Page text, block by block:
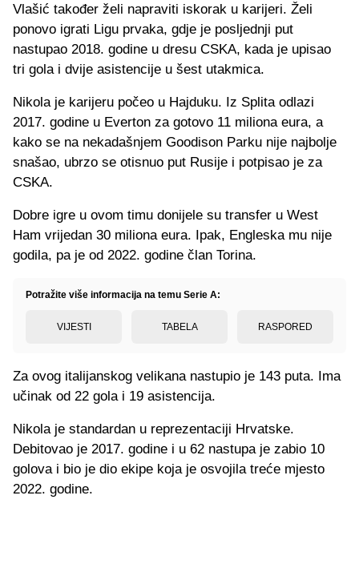
Vlašić također želi napraviti iskorak u karijeri. Želi
ponovo igrati Ligu prvaka, gdje je posljednji put
nastupao 2018. godine u dresu CSKA, kada je upisao
tri gola i dvije asistencije u šest utakmica.
Nikola je karijeru počeo u Hajduku. Iz Splita odlazi
2017. godine u Everton za gotovo 11 miliona eura, a
kako se na nekadašnjem Goodison Parku nije najbolje
snašao, ubrzo se otisnuo put Rusije i potpisao je za
CSKA.
Dobre igre u ovom timu donijele su transfer u West
Ham vrijedan 30 miliona eura. Ipak, Engleska mu nije
godila, pa je od 2022. godine član Torina.
Potražite više informacija na temu Serie A:
VIJESTI TABELA RASPORED
Za ovog italijanskog velikana nastupio je 143 puta. Ima
učinak od 22 gola i 19 asistencija.
Nikola je standardan u reprezentaciji Hrvatske.
Debitovao je 2017. godine i u 62 nastupa je zabio 10
golova i bio je dio ekipe koja je osvojila treće mjesto
2022. godine.